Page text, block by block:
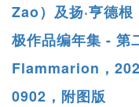
Zao）及扬·亨德
极作品编年集 - 第
Flammarion，
0902，附图版